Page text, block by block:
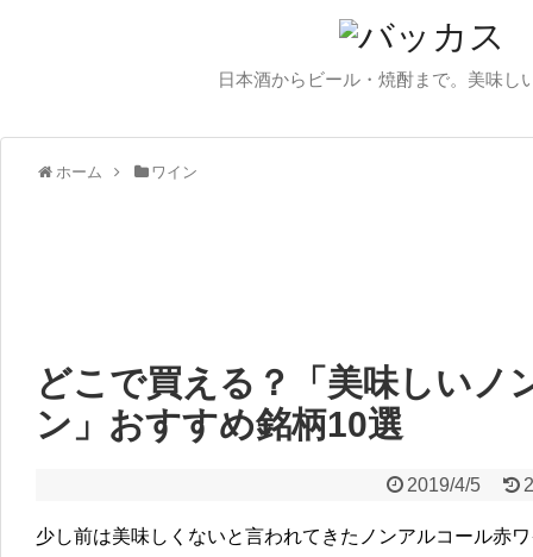
日本酒からビール・焼酎まで。美味し
ホーム ワイン
どこで買える？「美味しいノ
ン」おすすめ銘柄10選
2019/4/5
少し前は美味しくないと言われてきたノンアルコール赤